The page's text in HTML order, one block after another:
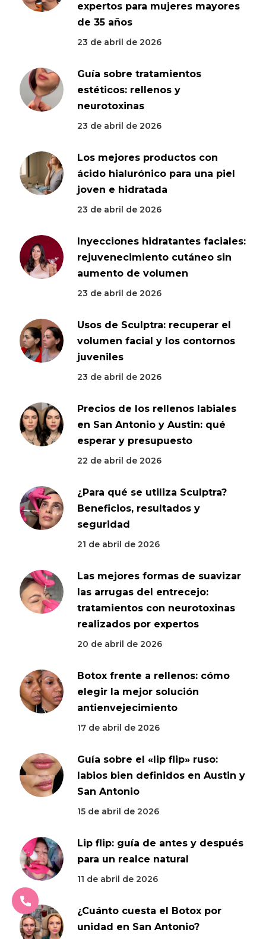
expertos para mujeres mayores
de 35 años
23 de abril de 2026
Guía sobre tratamientos
estéticos: rellenos y
neurotoxinas
23 de abril de 2026
Los mejores productos con
ácido hialurónico para una piel
joven e hidratada
23 de abril de 2026
Inyecciones hidratantes faciales:
rejuvenecimiento cutáneo sin
aumento de volumen
23 de abril de 2026
Usos de Sculptra: recuperar el
volumen facial y los contornos
juveniles
23 de abril de 2026
Precios de los rellenos labiales
en San Antonio y Austin: qué
esperar y presupuesto
22 de abril de 2026
¿Para qué se utiliza Sculptra?
Beneficios, resultados y
seguridad
21 de abril de 2026
Las mejores formas de suavizar
las arrugas del entrecejo:
tratamientos con neurotoxinas
realizados por expertos
20 de abril de 2026
Botox frente a rellenos: cómo
elegir la mejor solución
antienvejecimiento
17 de abril de 2026
Guía sobre el «lip flip» ruso:
labios bien definidos en Austin y
San Antonio
15 de abril de 2026
Lip flip: guía de antes y después
para un realce natural
11 de abril de 2026
¿Cuánto cuesta el Botox por
unidad en San Antonio?